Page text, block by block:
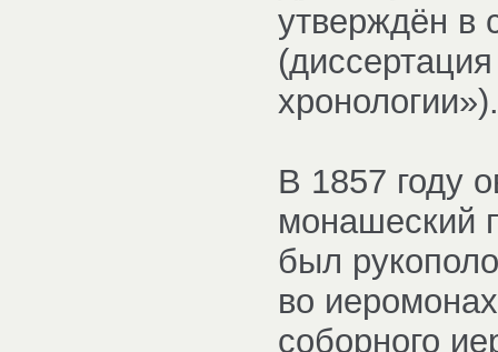
утверждён в
хронологии»).
В 1857 году
монашеский
был
во
соборного